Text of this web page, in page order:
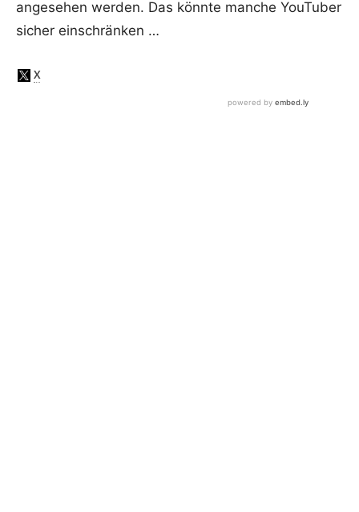
angesehen werden. Das könnte manche YouTuber
sicher einschränken …